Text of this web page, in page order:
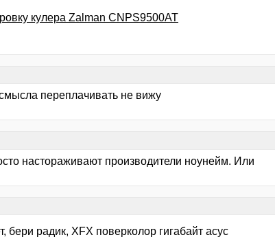
кулера Zalman CNPS9500AT
переплачивать не вижу
настораживают производители ноунейм. Или
бери радик, XFX поверколор гигабайт асус